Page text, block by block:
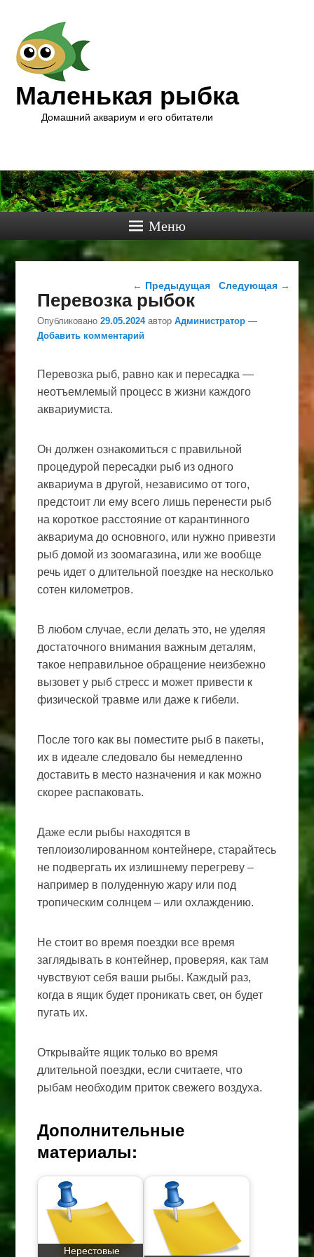
Маленькая рыбка
Домашний аквариум и его обитатели
Меню
Навигация по записям
← Предыдущая Следующая →
Перевозка рыбок
Опубликовано29.05.2024 авторАдминистратор —
Добавить комментарий
Перевозка рыб, равно как и пересадка —
неотъемлемый процесс в жизни каждого
аквариумиста.
Он должен ознакомиться с правильной
процедурой пересадки рыб из одного
аквариума в другой, независимо от того,
предстоит ли ему всего лишь перенести рыб
на короткое расстояние от карантинного
аквариума до основного, или нужно привезти
рыб домой из зоомагазина, или же вообще
речь идет о длительной поездке на несколько
сотен километров.
В любом случае, если делать это, не уделяя
достаточного внимания важным деталям,
такое неправильное обращение неизбежно
вызовет у рыб стресс и может привести к
физической травме или даже к гибели.
После того как вы поместите рыб в пакеты,
их в идеале следовало бы немедленно
доставить в место назначения и как можно
скорее распаковать.
Даже если рыбы находятся в
теплоизолированном контейнере, старайтесь
не подвергать их излишнему перегреву –
например в полуденную жару или под
тропическим солнцем – или охлаждению.
Не стоит во время поездки все время
заглядывать в контейнер, проверяя, как там
чувствуют себя ваши рыбы. Каждый раз,
когда в ящик будет проникать свет, он будет
пугать их.
Открывайте ящик только во время
длительной поездки, если считаете, что
рыбам необходим приток свежего воздуха.
Дополнительные
материалы:
Нерестовые